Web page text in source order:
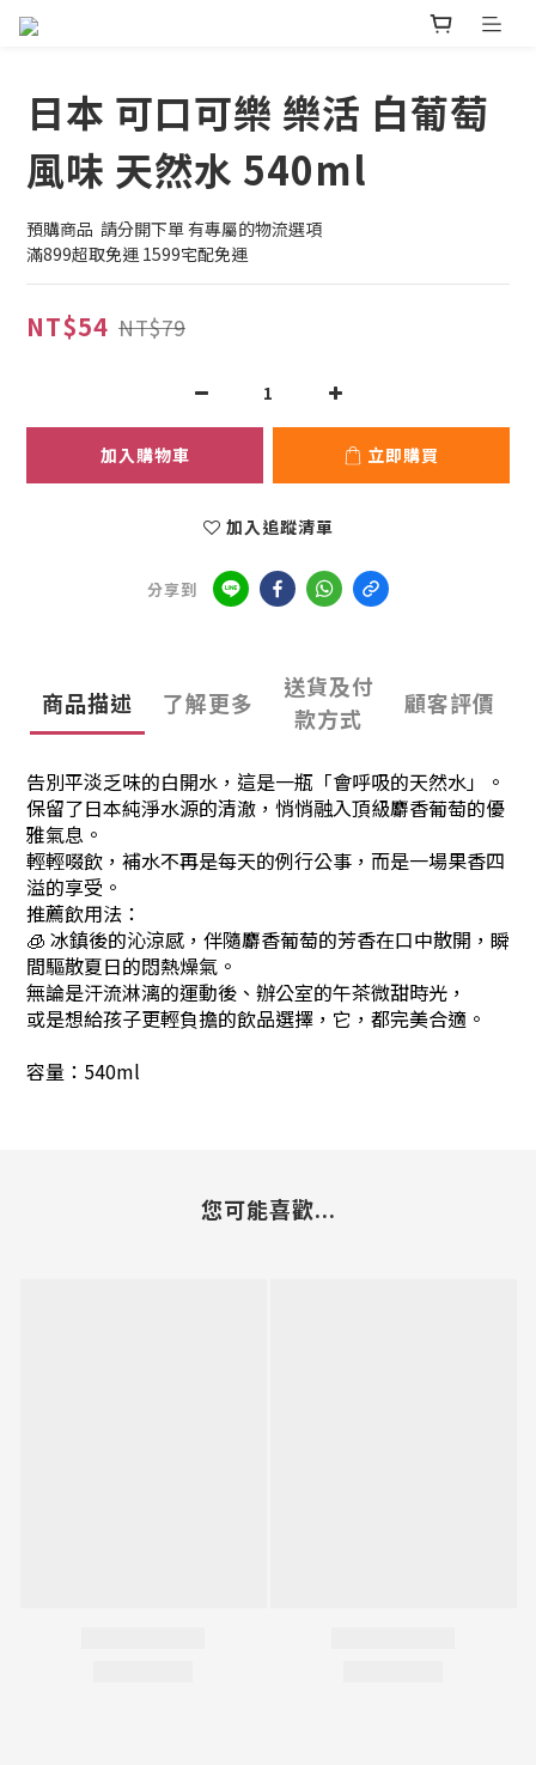
日本 可口可樂 樂活 白葡萄
風味 天然水 540ml
預購商品  請分開下單 有專屬的物流選項
滿899超取免運 1599宅配免運
NT$54 NT$79
加入購物車 立即購買
加入追蹤清單
分享到
商品描述 了解更多
送貨及付
款方式
顧客評價
告別平淡乏味的白開水，這是一瓶「會呼吸的天然水」。
保留了日本純淨水源的清澈，悄悄融入頂級麝香葡萄的優
雅氣息。
輕輕啜飲，補水不再是每天的例行公事，而是一場果香四
溢的享受。
推薦飲用法：
🧊 冰鎮後的沁涼感，伴隨麝香葡萄的芳香在口中散開，瞬
間驅散夏日的悶熱燥氣。
無論是汗流淋漓的運動後、辦公室的午茶微甜時光，
或是想給孩子更輕負擔的飲品選擇，它，都完美合適。
容量：540ml
您可能喜歡...